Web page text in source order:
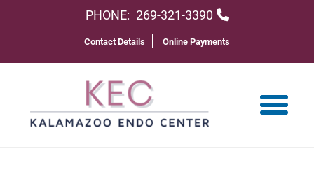
PHONE: 269-321-3390
Contact Details Online Payments